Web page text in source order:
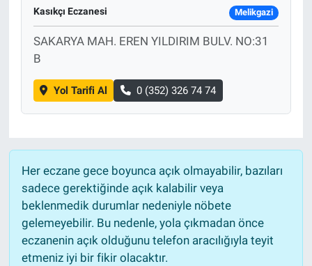
Kasıkçı Eczanesi Melikgazi
SAKARYA MAH. EREN YILDIRIM BULV. NO:31
B
Yol Tarifi Al 0 (352) 326 74 74
Her eczane gece boyunca açık olmayabilir, bazıları
sadece gerektiğinde açık kalabilir veya
beklenmedik durumlar nedeniyle nöbete
gelemeyebilir. Bu nedenle, yola çıkmadan önce
eczanenin açık olduğunu telefon aracılığıyla teyit
etmeniz iyi bir fikir olacaktır.